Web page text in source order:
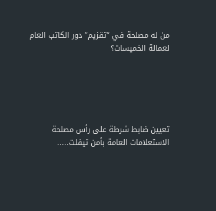
من له مصلحة في “تقزيم” دور الكاتب العام
لعمالة الخميسات؟
تعيين ضابط شرطة على رأس مصلحة
الاستعلامات العامة بأمن تيفلت.....